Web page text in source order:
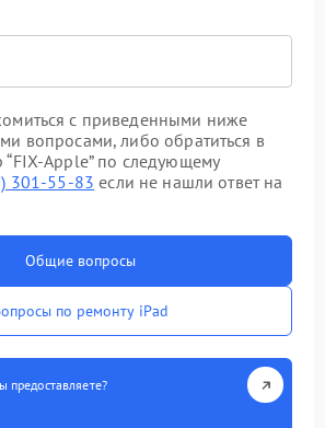
с приведенными ниже
вопросами, либо обратиться в
Apple” по следующему
301-55-83 если не нашли ответ на
Общие вопросы
по ремонту iPad
предоставляете?